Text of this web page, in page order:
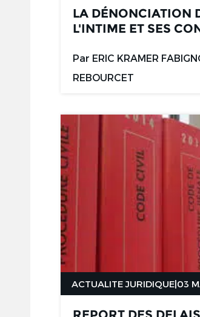
LA DÉNONCIATION
L'INTIME ET SES
Par ERIC KRAMER
REBOURCET
ACTUALITE JURIDIQUE|03